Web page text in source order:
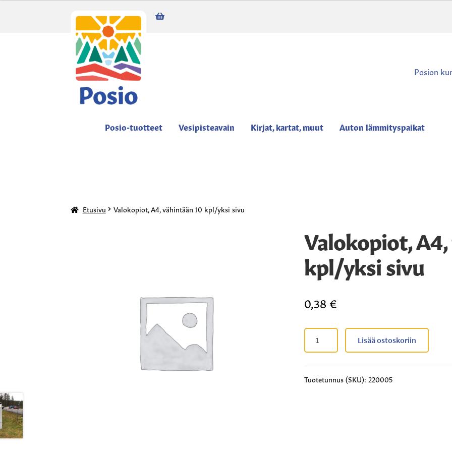
0,00€ 0 tuotetta
Posion
Posio-tuotteet Vesipisteavain Kirjat, kartat, muut Auton lämmityspaikat
Etusivu Valokopiot, A4, vähintään 10 kpl/yksi sivu
Valokopiot,
kpl/yksi sivu
0,38 €
Valokopiot,
kpl/yksi
Lisää ostoskoriin
Tuotetunnus (SKU): 220005